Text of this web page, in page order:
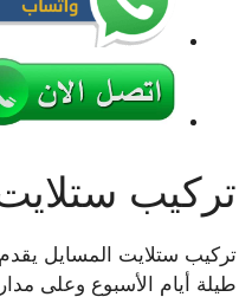
تركيب
تركيب ستلايت المسايل
طيلة أيام الأسبوع وعلى